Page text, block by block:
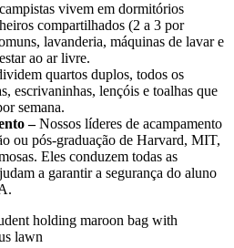
vivem em dormitórios
compartilhados (2 a 3 por
lavanderia, máquinas de lavar e
ao ar livre.
quartos duplos, todos os
escrivaninhas, lençóis e toalhas que
semana.
–Nossos líderes de acampamento
ou pós-graduação de Harvard, MIT,
Eles conduzem todas as
a garantir a segurança do aluno